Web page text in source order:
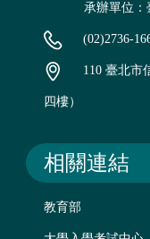
承辦單位：
(02)2736-
110 臺北市
四樓）
相關連結
教育部